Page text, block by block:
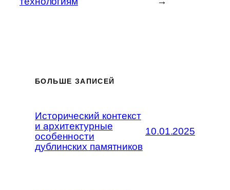
БОЛЬШЕ ЗАПИСЕЙ
Исторический контекст
и архитектурные
особенности
дублинских памятников
10.01.2025